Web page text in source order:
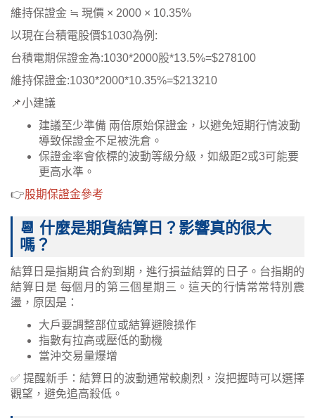
維持保證金 ≒ 現價 × 2000 × 10.35%
以現在台積電股價$1030為例:
台積電期保證金為:1030*2000股*13.5%=$278100
維持保證金:1030*2000*10.35%=$213210
📌小建議
建議至少準備 兩倍原始保證金，以避免短期行情波動
導致保證金不足被洗倉。
保證金率會依標的波動等級分級，如級距2或3可能要
更高水準。
👉股期保證金參考
📆 什麼是期貨結算日？影響真的很大
嗎？
結算日是指期貨合約到期，進行損益結算的日子。台指期的
結算日是 每個月的第三個星期三。這天的行情常常特別震
盪，原因是：
大戶要調整部位或結算避險操作
指數有拉高或壓低的動機
當沖交易量爆增
✅ 提醒新手：結算日的波動通常較劇烈，沒把握時可以選擇
觀望，避免追高殺低。